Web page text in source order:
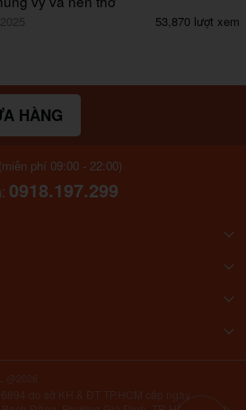
53,870 lượt xem
HÀNG
(miễn phí 09:00 - 22:00)
: 0918.197.299